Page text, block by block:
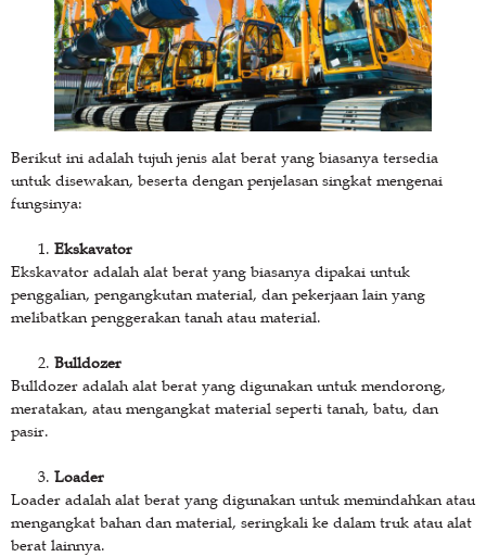
Berikut ini adalah tujuh jenis alat berat yang biasanya tersedia
untuk disewakan, beserta dengan penjelasan singkat mengenai
fungsinya:
Ekskavator
Ekskavator adalah alat berat yang biasanya dipakai untuk
penggalian, pengangkutan material, dan pekerjaan lain yang
melibatkan penggerakan tanah atau material.
Bulldozer
Bulldozer adalah alat berat yang digunakan untuk mendorong,
meratakan, atau mengangkat material seperti tanah, batu, dan
pasir.
Loader
Loader adalah alat berat yang digunakan untuk memindahkan atau
mengangkat bahan dan material, seringkali ke dalam truk atau alat
berat lainnya.